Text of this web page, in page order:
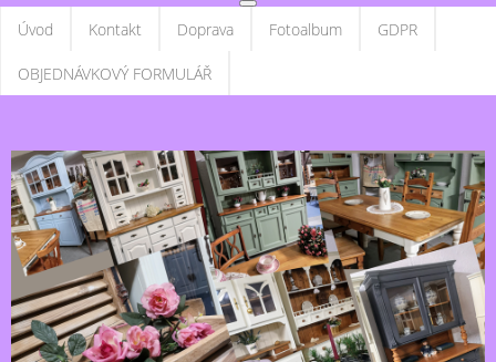
Úvod Kontakt Doprava Fotoalbum GDPR
OBJEDNÁVKOVÝ FORMULÁŘ